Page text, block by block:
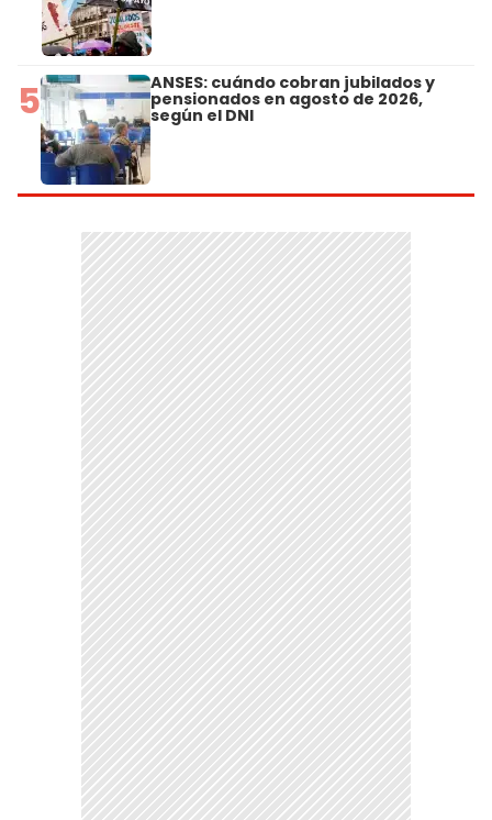
5 ANSES: cuándo cobran jubilados y
pensionados en agosto de 2026,
según el DNI